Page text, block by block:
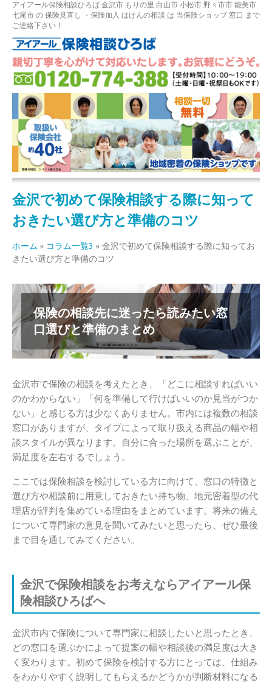
アイアール保険相談ひろば 金沢市 もりの里 白山市 小松市 野々市市 能美市
七尾市 の 保険見直し ・保険加入 ほけんの相談 は 当保険ショップ 窓口 まで
ご連絡下さい！
金沢で初めて保険相談する際に知って
おきたい選び方と準備のコツ
ホーム » コラム一覧3 » 金沢で初めて保険相談する際に知ってお
きたい選び方と準備のコツ
保険の相談先に迷ったら読みたい窓
口選びと準備のまとめ
金沢市で保険の相談を考えたとき、「どこに相談すればいい
のかわからない」「何を準備して行けばいいのか見当がつか
ない」と感じる方は少なくありません。市内には複数の相談
窓口がありますが、タイプによって取り扱える商品の幅や相
談スタイルが異なります。自分に合った場所を選ぶことが、
満足度を左右するでしょう。
ここでは保険相談を検討している方に向けて、窓口の特徴と
選び方や相談前に用意しておきたい持ち物、地元密着型の代
理店が評判を集めている理由をまとめています。将来の備え
について専門家の意見を聞いてみたいと思ったら、ぜひ最後
まで目を通してみてください。
金沢で保険相談をお考えならアイアール保
険相談ひろばへ
金沢市内で保険について専門家に相談したいと思ったとき、
どの窓口を選ぶかによって提案の幅や相談後の満足度は大き
く変わります。初めて保険を検討する方にとっては、仕組み
をわかりやすく説明してもらえるかどうかが判断材料になる